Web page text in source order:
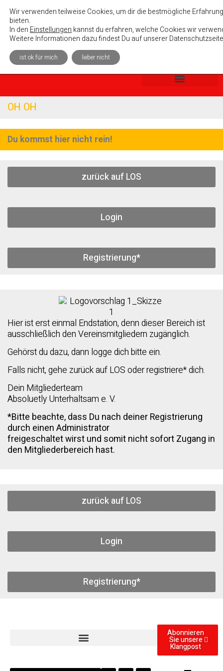
Absolutely Unterhaltsam e. V.
OH OH
Du kommst hier nicht rein!
zurück auf LOS
Login
Registrierung*
Hier ist erst einmal Endstation, denn dieser Bereich ist
ausschließlich den Vereinsmitgliedern zugänglich.
Gehörst du dazu, dann logge dich bitte ein.
Falls nicht, gehe zurück auf LOS oder registriere* dich.
Dein Mitgliederteam
Absoluetly Unterhaltsam e. V.
*Bitte beachte, dass Du nach deiner Registrierung
durch einen Administrator
freigeschaltet wirst und somit nicht sofort Zugang in
den Mitgliederbereich hast.
zurück auf LOS
Login
Registrierung*
Abonnieren
Sie unsere
Klangpost
Wir verwenden teilweise Cookies, um dir die bestmögliche
bieten.
In den Einstellungen kannst du erfahren, welche Cookies wir
Weitere Informationen dazu findest Du auf unserer
ist ok für mich lieber nicht